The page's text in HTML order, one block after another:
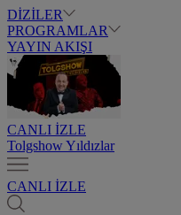
DİZİLER
PROGRAMLAR
YAYIN AKIŞI
CANLI İZLE
Tolgshow Yıldızlar
CANLI İZLE